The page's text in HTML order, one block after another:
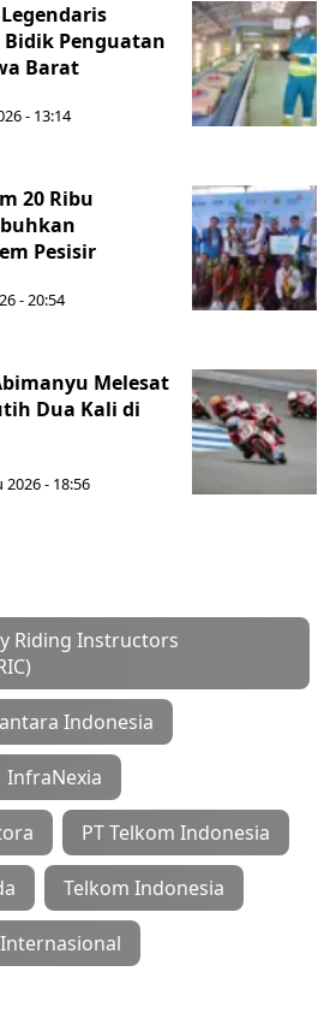
Bidik Penguatan
Barat
- 13:14
20 Ribu
Pesisir
- 20:54
Melesat
Dua Kali di
2026 - 18:56
Riding Instructors
Indonesia
InfraNexia
PT Telkom Indonesia
Telkom Indonesia